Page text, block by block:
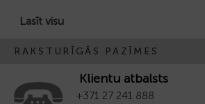
Lasīt visu
RAKSTURĪGĀS PAZĪMES
Klientu atbalsts
+371 27 241 888